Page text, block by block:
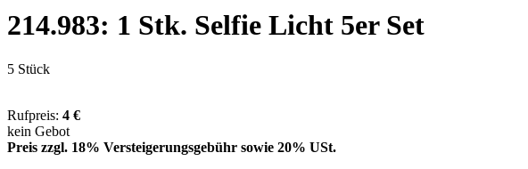
214.983: 1 Stk. Sel­fie Licht 5er Set
5 Stück
Rufpreis: 4 €
kein Gebot
Preis zzgl. 18% Versteigerungsgebühr sowie 20% USt.